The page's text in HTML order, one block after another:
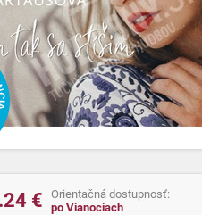
€
Orientačná dostupnosť:
po Vianociach